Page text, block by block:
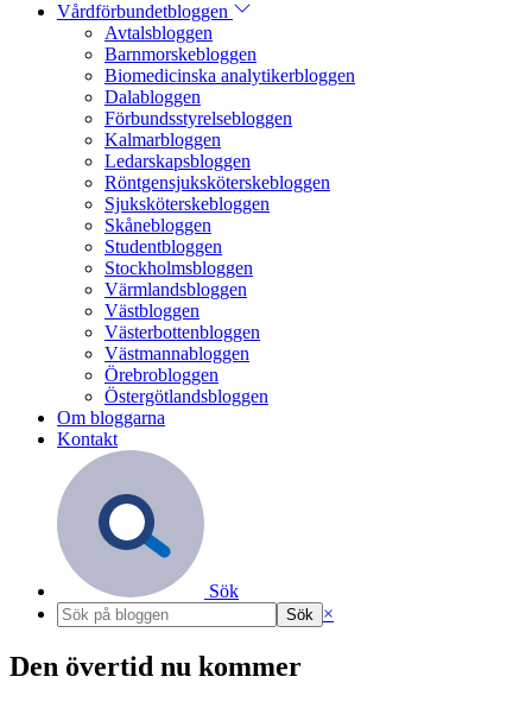
Vårdförbundetbloggen
Avtalsbloggen
Barnmorskebloggen
Biomedicinska analytikerbloggen
Dalabloggen
Förbundsstyrelsebloggen
Kalmarbloggen
Ledarskapsbloggen
Röntgensjuksköterskebloggen
Sjuksköterskebloggen
Skånebloggen
Studentbloggen
Stockholmsbloggen
Värmlandsbloggen
Västbloggen
Västerbottenbloggen
Västmannabloggen
Örebrobloggen
Östergötlandsbloggen
Om bloggarna
Kontakt
Sök
×
Den övertid nu kommer